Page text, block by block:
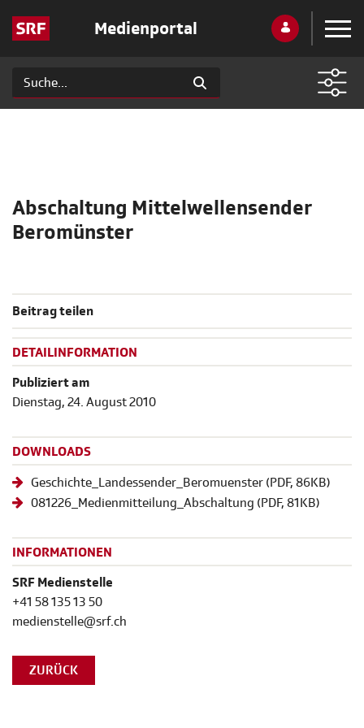
Medienportal
Abschaltung Mittelwellensender
Beromünster
Beitrag teilen
DETAILINFORMATION
Publiziert am
Dienstag, 24. August 2010
DOWNLOADS
Geschichte_Landessender_Beromuenster (PDF, 86KB)
081226_Medienmitteilung_Abschaltung (PDF, 81KB)
INFORMATIONEN
SRF Medienstelle
+41 58 135 13 50
medienstelle@srf.ch
ZURÜCK